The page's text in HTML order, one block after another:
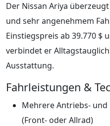
Der Nissan Ariya
und sehr angenehmem
Einstiegspreis ab 39.770 $
verbindet er
Ausstattung.
Fahrleistungen &
Mehrere Antriebs-
(Front- oder Allrad)